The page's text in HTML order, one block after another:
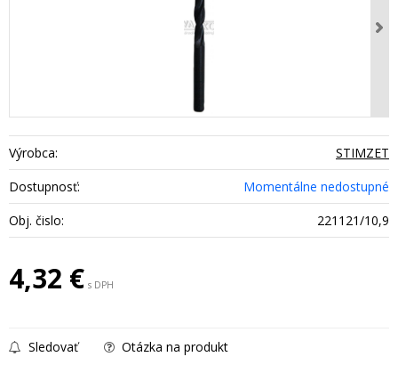
Výrobca:
STIMZET
Dostupnosť:
Momentálne nedostupné
Obj. čislo:
221121/10,9
4,32 € s DPH
Sledovať Otázka na produkt